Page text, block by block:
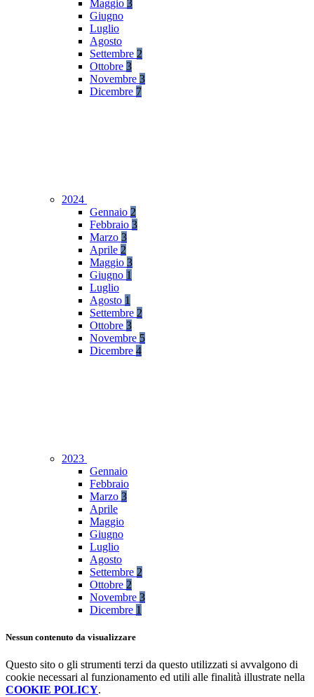
Maggio 3
Giugno
Luglio
Agosto
Settembre 2
Ottobre 3
Novembre 3
Dicembre 7
2024
Gennaio 2
Febbraio 3
Marzo 3
Aprile 2
Maggio 3
Giugno 1
Luglio
Agosto 1
Settembre 2
Ottobre 3
Novembre 5
Dicembre 4
2023
Gennaio
Febbraio
Marzo 3
Aprile
Maggio
Giugno
Luglio
Agosto
Settembre 2
Ottobre 2
Novembre 3
Dicembre 1
Nessun contenuto da visualizzare
Questo sito o gli strumenti terzi da questo utilizzati si avvalgono di
cookie necessari al funzionamento ed utili alle finalità illustrate nella
COOKIE POLICY.